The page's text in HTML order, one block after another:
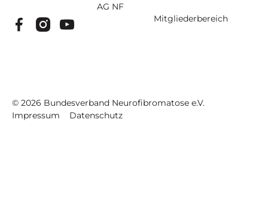
AG NF
Mitgliederbereich
© 2026 Bundesverband Neurofibromatose e.V.
Impressum
Datenschutz